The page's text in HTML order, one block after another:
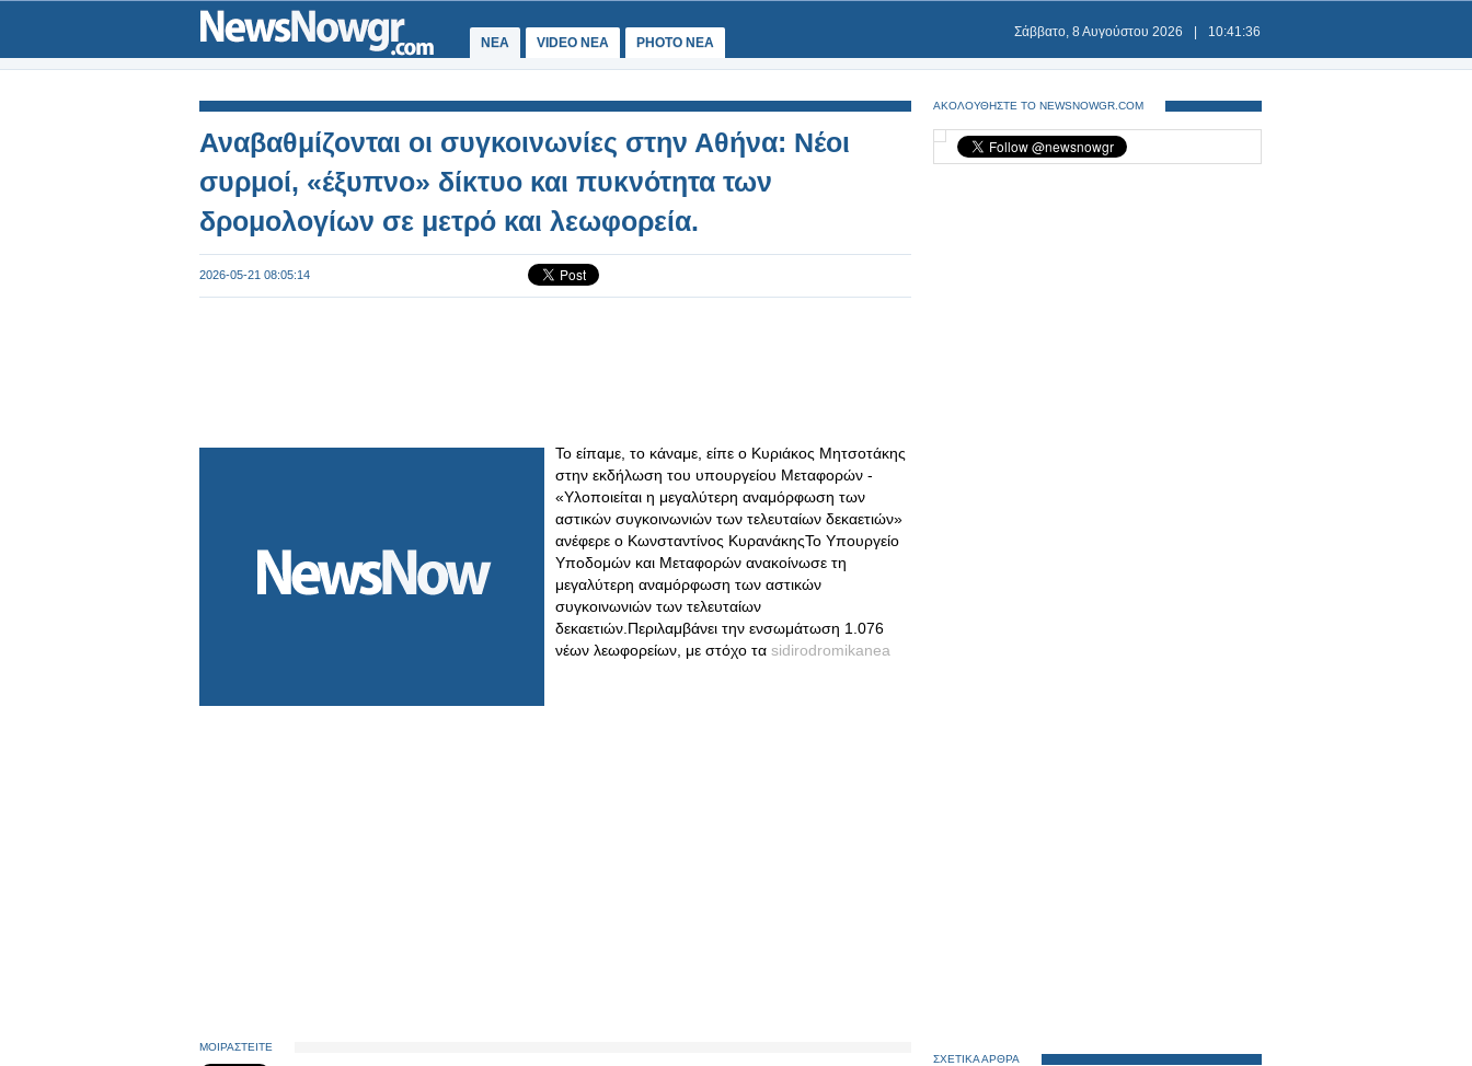
ΝΕΑ VIDEO NEA PHOTO NEA
Σάββατο, 8 Αυγούστου 2026 10:41:36
Αναβαθμίζονται οι συγκοινωνίες στην Αθήνα: Νέοι
συρμοί, «έξυπνο» δίκτυο και πυκνότητα των
δρομολογίων σε μετρό και λεωφορεία.
2026-05-21 08:05:14
Το είπαμε, το κάναμε, είπε ο Κυριάκος Μητσοτάκης
στην εκδήλωση του υπουργείου Μεταφορών -
«Υλοποιείται η μεγαλύτερη αναμόρφωση των
αστικών συγκοινωνιών των τελευταίων δεκαετιών»
ανέφερε ο Κωνσταντίνος ΚυρανάκηςΤο Υπουργείο
Υποδομών και Μεταφορών ανακοίνωσε τη
μεγαλύτερη αναμόρφωση των αστικών
συγκοινωνιών των τελευταίων
δεκαετιών.Περιλαμβάνει την ενσωμάτωση 1.076
νέων λεωφορείων, με στόχο τα sidirodromikanea
ΜΟΙΡΑΣΤΕΙΤΕ
ΑΚΟΛΟΥΘΗΣΤΕ ΤΟ NEWSNOWGR.COM
ΣΧΕΤΙΚΑ ΑΡΘΡΑ